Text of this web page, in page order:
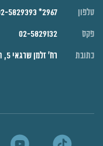
טלפון
פקס
כתובת
רח' זלמן שרגאי 5, ת.ד. 18175 ירושלים, 91181